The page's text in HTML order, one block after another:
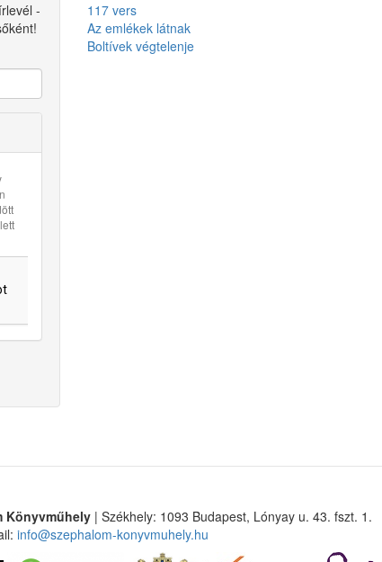
-
117 vers
Az emlékek látnak
Boltívek végtelenje
Könyvműhely | Székhely: 1093 Budapest, Lónyay u. 43. fszt. 1.
info@szephalom-konyvmuhely.hu